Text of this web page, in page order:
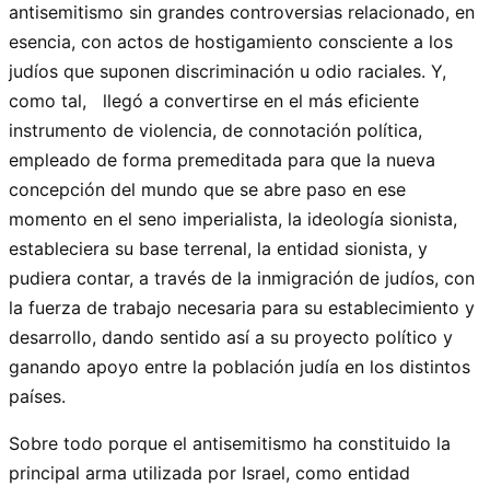
antisemitismo sin grandes controversias relacionado, en
esencia, con actos de hostigamiento consciente a los
judíos que suponen discriminación u odio raciales. Y,
como tal, llegó a convertirse en el más eficiente
instrumento de violencia, de connotación política,
empleado de forma premeditada para que la nueva
concepción del mundo que se abre paso en ese
momento en el seno imperialista, la ideología sionista,
estableciera su base terrenal, la entidad sionista, y
pudiera contar, a través de la inmigración de judíos, con
la fuerza de trabajo necesaria para su establecimiento y
desarrollo, dando sentido así a su proyecto político y
ganando apoyo entre la población judía en los distintos
países.
Sobre todo porque el antisemitismo ha constituido la
principal arma utilizada por Israel, como entidad